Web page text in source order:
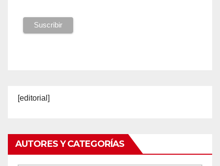
[editorial]
AUTORES Y CATEGORÍAS